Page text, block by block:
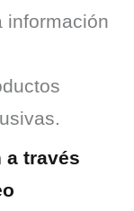
información
a través